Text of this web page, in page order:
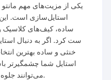
یکی از مزیت‌های مهم مانتو
استایل‌سازی است.
ساده، کیف‌های کلاسیک
ست کرد. اگر به دنبال
خنثی و ساده بهترین
استایل شما چشمگیرتر
می‌توانند جلوه بیشتری به ظاهر شما بدهند.